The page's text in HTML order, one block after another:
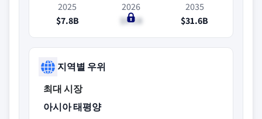
2025
$7.8B
2026
$9.1B
2035
$31.6B
지역별 우위
최대 시장
아시아 태평양